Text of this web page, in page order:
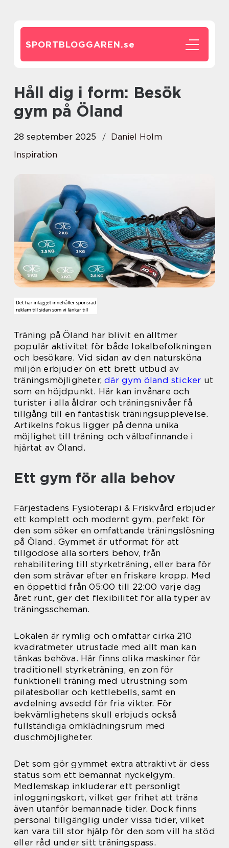
SPORTBLOGGAREN.se
Håll dig i form: Besök
gym på Öland
28 september 2025
Daniel Holm
Inspiration
Träning på Öland har blivit en alltmer
populär aktivitet för både lokalbefolkningen
och besökare. Vid sidan av den natursköna
miljön erbjuder ön ett brett utbud av
träningsmöjligheter,där gym öland sticker ut
som en höjdpunkt. Här kan invånare och
turister i alla åldrar och träningsnivåer få
tillgång till en fantastisk träningsupplevelse.
Artikelns fokus ligger på denna unika
möjlighet till träning och välbefinnande i
hjärtat av Öland.
Ett gym för alla behov
Färjestadens Fysioterapi & Friskvård erbjuder
ett komplett och modernt gym, perfekt för
den som söker en omfattande träningslösning
på Öland. Gymmet är utformat för att
tillgodose alla sorters behov, från
rehabilitering till styrketräning, eller bara för
den som strävar efter en friskare kropp. Med
en öppettid från 05:00 till 22:00 varje dag
året runt, ger det flexibilitet för alla typer av
träningsscheman.
Lokalen är rymlig och omfattar cirka 210
kvadratmeter utrustade med allt man kan
tänkas behöva. Här finns olika maskiner för
traditionell styrketräning, en zon för
funktionell träning med utrustning som
pilatesbollar och kettlebells, samt en
avdelning avsedd för fria vikter. För
bekvämlighetens skull erbjuds också
fullständiga omklädningsrum med
duschmöjligheter.
Det som gör gymmet extra attraktivt är dess
status som ett bemannat nyckelgym.
Medlemskap inkluderar ett personligt
inloggningskort, vilket ger frihet att träna
även utanför bemannade tider. Dock finns
personal tillgänglig under vissa tider, vilket
kan vara till stor hjälp för den som vill ha stöd
eller råd under sitt träningspass.